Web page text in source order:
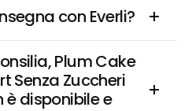
con Everli?
Plum Cake
Senza Zuccheri
è disponibile e